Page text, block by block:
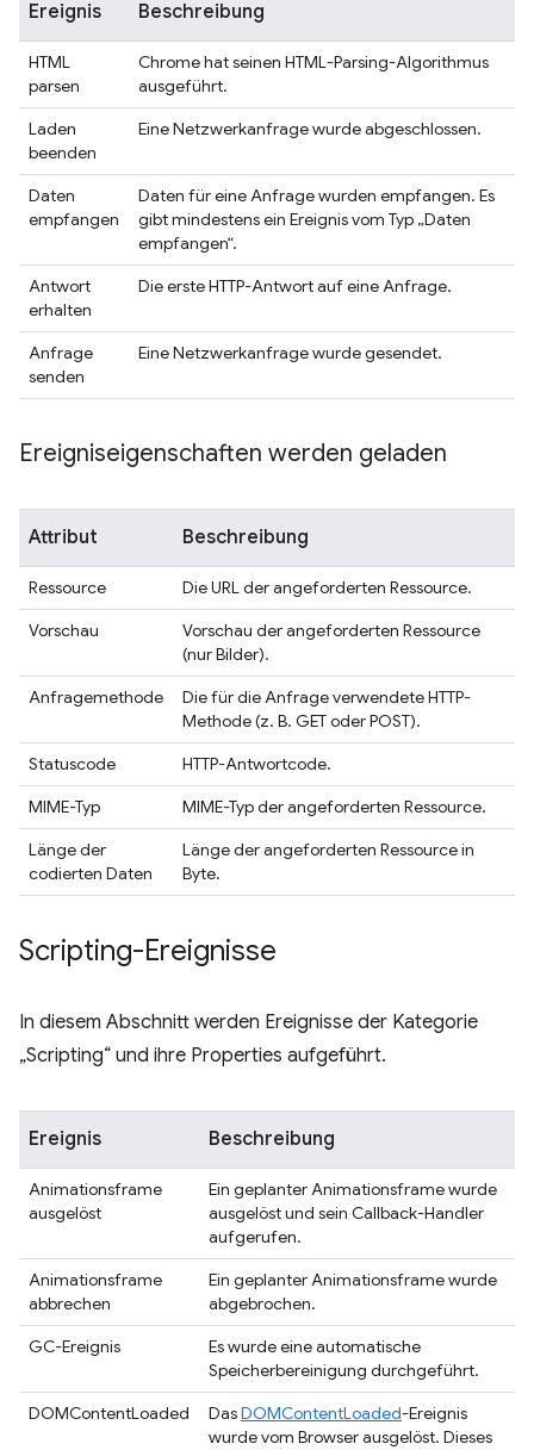
Ereignis Beschreibung
HTML
parsen
Chrome hat seinen HTML-Parsing-Algorithmus
ausgeführt.
Laden
beenden
Eine Netzwerkanfrage wurde abgeschlossen.
Daten
empfangen
Daten für eine Anfrage wurden empfangen. Es
gibt mindestens ein Ereignis vom Typ „Daten
empfangen“.
Antwort
erhalten
Die erste HTTP-Antwort auf eine Anfrage.
Anfrage
senden
Eine Netzwerkanfrage wurde gesendet.
Ereigniseigenschaften werden geladen
Attribut Beschreibung
Ressource
Die URL der angeforderten Ressource.
Vorschau
Vorschau der angeforderten Ressource
(nur Bilder).
Anfragemethode
Die für die Anfrage verwendete HTTP-
Methode (z. B. GET oder POST).
Statuscode
HTTP-Antwortcode.
MIME-Typ
MIME-Typ der angeforderten Ressource.
Länge der
codierten Daten
Länge der angeforderten Ressource in
Byte.
Scripting-Ereignisse
In diesem Abschnitt werden Ereignisse der Kategorie
„Scripting“ und ihre Properties aufgeführt.
Ereignis Beschreibung
Animationsframe
ausgelöst
Ein geplanter Animationsframe wurde
ausgelöst und sein Callback-Handler
aufgerufen.
Animationsframe
abbrechen
Ein geplanter Animationsframe wurde
abgebrochen.
GC-Ereignis
Es wurde eine automatische
Speicherbereinigung durchgeführt.
DOMContentLoaded
DasDOMContentLoaded-Ereignis
wurde vom Browser ausgelöst. Dieses